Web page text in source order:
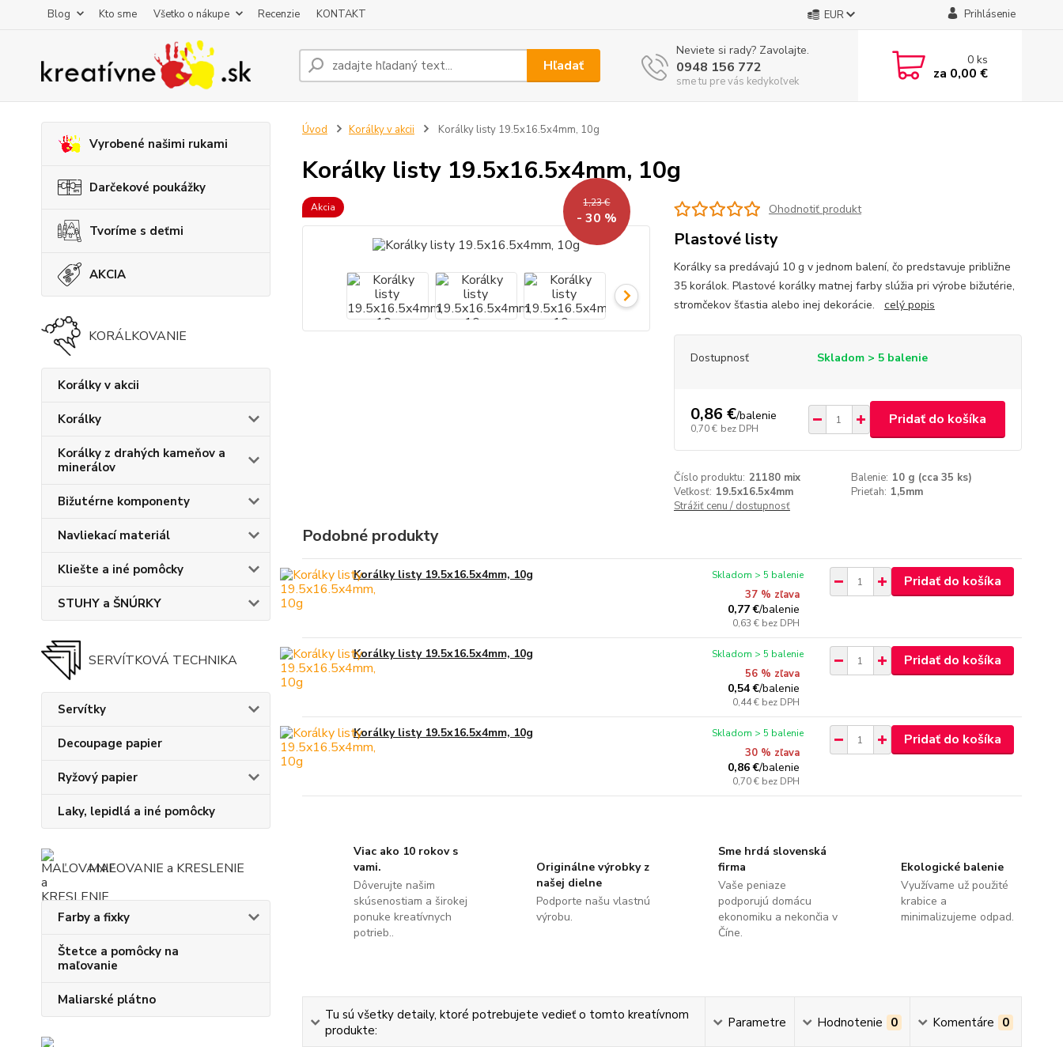
Blog Kto sme Všetko o nákupe Recenzie KONTAKT EUR Prihlásenie
Hľadať
Neviete si rady? Zavolajte.
0948 156 772
sme tu pre vás kedykoľvek
0ks
za 0,00 €
Vyrobené našimi rukami
Darčekové poukážky
Tvoríme s deťmi
AKCIA
KORÁLKOVANIE
Korálky v akcii
Korálky
Korálky z drahých kameňov a
minerálov
Bižutérne komponenty
Navliekací materiál
Kliešte a iné pomôcky
STUHY a ŠNÚRKY
SERVÍTKOVÁ TECHNIKA
Servítky
Decoupage papier
Ryžový papier
Laky, lepidlá a iné pomôcky
MAĽOVANIE a KRESLENIE
Farby a fixky
Štetce a pomôcky na
maľovanie
Maliarské plátno
Úvod Korálky v akcii Korálky listy 19.5x16.5x4mm, 10g
Korálky listy 19.5x16.5x4mm, 10g
Akcia 1,23 €
- 30 %
Ohodnotiť produkt
Plastové listy
Korálky sa predávajú 10 g v jednom balení, čo predstavuje približne
35 korálok. Plastové korálky matnej farby slúžia pri výrobe bižutérie,
stromčekov šťastia alebo inej dekorácie. celý popis
Dostupnosť Skladom > 5 balenie
0,86 €/balenie
0,70 € bez DPH
Pridať do košíka
Číslo produktu: 21180 mix Balenie: 10 g (cca 35 ks)
Veľkosť: 19.5x16.5x4mm Prieťah: 1,5mm
Strážiť cenu / dostupnosť
Podobné produkty
Korálky listy 19.5x16.5x4mm, 10g
37 % zľava
0,77 €/balenie
0,63 € bez DPH
Skladom > 5 balenie Pridať do košíka
Korálky listy 19.5x16.5x4mm, 10g
56 % zľava
0,54 €/balenie
0,44 € bez DPH
Skladom > 5 balenie Pridať do košíka
Korálky listy 19.5x16.5x4mm, 10g
30 % zľava
0,86 €/balenie
0,70 € bez DPH
Skladom > 5 balenie Pridať do košíka
Viac ako 10 rokov s
vami.
Dôverujte našim
skúsenostiam a širokej
ponuke kreatívnych
potrieb..
Originálne výrobky z
našej dielne
Podporte našu vlastnú
výrobu.
Sme hrdá slovenská
firma
Vaše peniaze
podporujú domácu
ekonomiku a nekončia v
Číne.
Ekologické balenie
Využívame už použité
krabice a
minimalizujeme odpad.
Tu sú všetky detaily, ktoré potrebujete vedieť o tomto kreatívnom
produkte:
Parametre Hodnotenie 0 Komentáre 0